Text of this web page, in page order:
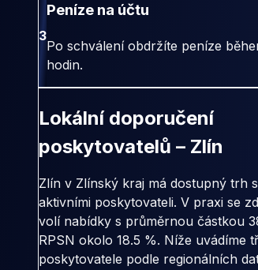
3
Peníze na účtu
Po schválení obdržíte peníze
hodin.
Lokální doporučení
poskytovatelů – Zlín
Zlín v Zlínský kraj má dostupný trh
aktivními poskytovateli. V praxi se
volí nabídky s průměrnou částkou
RPSN okolo 18.5 %. Níže uvádíme
poskytovatele podle regionálních